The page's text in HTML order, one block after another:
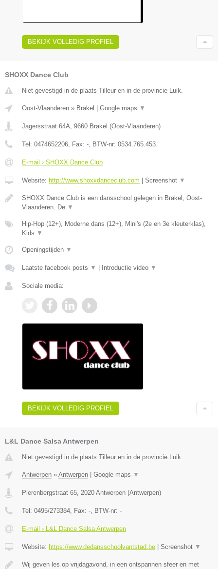
BEKIJK VOLLEDIG PROFIEL
SHOXX Dance Club
Niet gevestigd in de plaats Tilleur en in de provincie Luik.
Oost-Vlaanderen » Brakel | Google maps ▼
Jagersstraat 64A 9660 Brakel (Oost-Vlaanderen)
Tel: 0474652206 , Fax: - , BTW-nr: 0534.765.453.
E-mail › SHOXX Dance Club
Website: http://www.shoxxdanceclub.com | Screenshot ▼
SHOXX Dance Club is een dansschool gelegen in Brakel, Oost-
Vlaanderen. De ▼
Hip-Hop (12+), Moderne dans (12+), Mini's (2e en 3e kleuterklas),
Kids ▼
Openingstijden ▼
Laatste facebook posts ▼ | Introductie video ▼
Sociale media:
BEKIJK VOLLEDIG PROFIEL
L&L Dance Salsa Antwerpen
Niet gevestigd in de plaats Tilleur en in de provincie Luik.
Antwerpen » Antwerpen | Google maps ▼
Pierenbergstraat 65 2020 Antwerpen (Antwerpen)
Tel: 0495/273384 , Fax: - , BTW-nr: -
E-mail › L&L Dance Salsa Antwerpen
Website: https://www.dedansschoolvantstad.be | Screenshot ▼
Wij geven les op vrijdagavond, in een ontspannen sfeer en met